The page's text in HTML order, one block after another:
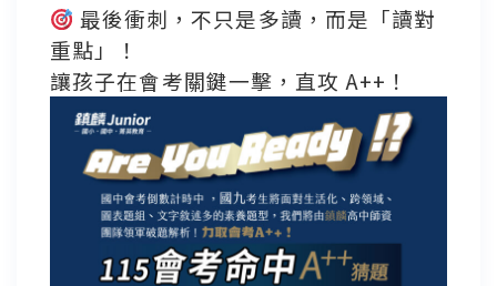
最後衝刺，不只是多讀，而是「讀對
重點」！
讓孩子在會考關鍵一擊，直攻 A++！